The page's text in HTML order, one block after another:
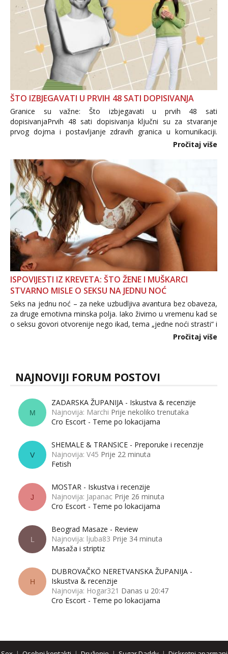
ŠTO IZBJEGAVATI U PRVIH 48 SATI DOPISIVANJA
Granice su važne: Što izbjegavati u prvih 48 sati
dopisivanjaPrvih 48 sati dopisivanja ključni su za stvaranje
prvog dojma i postavljanje zdravih granica u komunikaciji.
Važno je izbjeći prebrzo otkrivanje osobnih ili intimnih
povjerenje. Takođe...
Pročitaj više
ISPOVIJESTI IZ KREVETA: ŠTO ŽENE I MUŠKARCI
STVARNO MISLE O SEKSU NA JEDNU NOĆ
Seks na jednu noć – za neke uzbudljiva avantura bez obaveza,
za druge emotivna minska polja. Iako živimo u vremenu kad se
o seksu govori otvorenije nego ikad, tema „jedne noći strasti“ i
dalje izaziva burne rasprave. Što zapravo misle žene, a što
Pročitaj više
NAJNOVIJI FORUM POSTOVI
M
ZADARSKA ŽUPANIJA - Iskustva & recenzije
Najnovija: Marchi Prije nekoliko trenutaka
Cro Escort - Teme po lokacijama
V
SHEMALE & TRANSICE - Preporuke i recenzije
Najnovija: V45 Prije 22 minuta
Fetish
J
MOSTAR - Iskustva i recenzije
Najnovija: Japanac Prije 26 minuta
Cro Escort - Teme po lokacijama
L
Beograd Masaze - Review
Najnovija: ljuba83 Prije 34 minuta
Masaža i striptiz
H
DUBROVAČKO NERETVANSKA ŽUPANIJA -
Iskustva & recenzije
Najnovija: Hogar321 Danas u 20:47
Cro Escort - Teme po lokacijama